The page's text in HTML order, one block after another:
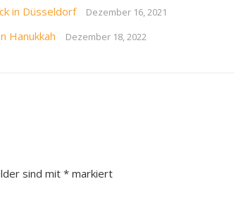
in Düsseldorf Dezember 16, 2021
Hanukkah Dezember 18, 2022
sind mit * markiert